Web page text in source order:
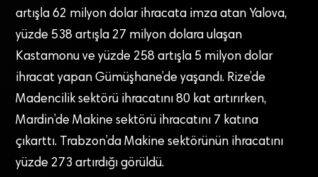
artışla 62 milyon dolar ihracata imza atan Yalova,
yüzde 538 artışla 27 milyon dolara ulaşan
Kastamonu ve yüzde 258 artışla 5 milyon dolar
ihracat yapan Gümüşhane’de yaşandı. Rize’de
Madencilik sektörü ihracatını 80 kat artırırken,
Mardin’de Makine sektörü ihracatını 7 katına
çıkarttı. Trabzon’da Makine sektörünün ihracatını
yüzde 273 artırdığı görüldü.